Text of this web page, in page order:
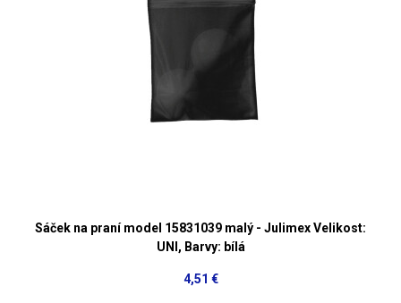
Sáček na praní model 15831039 malý - Julimex Velikost:
UNI, Barvy: bílá
4,51 €